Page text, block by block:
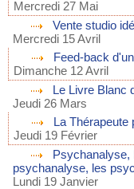
Mercredi 27 Mai
Vente studio
Mercredi 15 Avril
Feed-back
Dimanche 12 Avril
Le Livre Blanc
Jeudi 26 Mars
La Thérapeute
Jeudi 19 Février
Psychanalyse,
psychanalyse, les
Lundi 19 Janvier